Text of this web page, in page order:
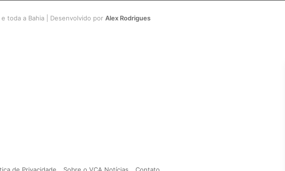
toda a Bahia | Desenvolvido por Alex Rodrigues